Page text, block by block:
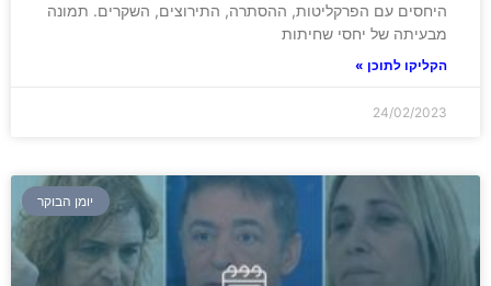
היחסים עם הפרקליטות, ההסתרה, התירוצים, השקרים. תמונה
מבעיתה של יחסי שחיתות
הקליקו לתוכן »
24/02/2023
יומן הבוקר